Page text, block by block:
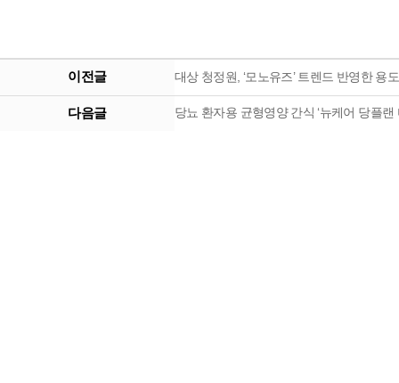
이전글 대상 청정원, ‘모노유즈’ 트렌드 반영한 용
다음글 당뇨 환자용 균형영양 간식 ‘뉴케어 당플랜